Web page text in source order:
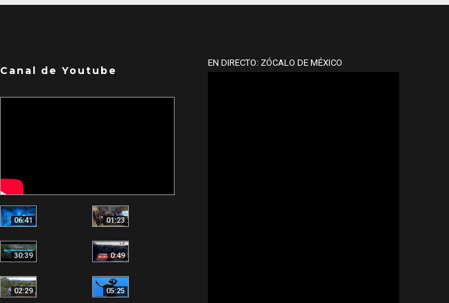
Canal de Youtube
06:41 01:23
30:39 0:49
02:29 05:25
EN DIRECTO: ZÓCALO DE MÉXICO